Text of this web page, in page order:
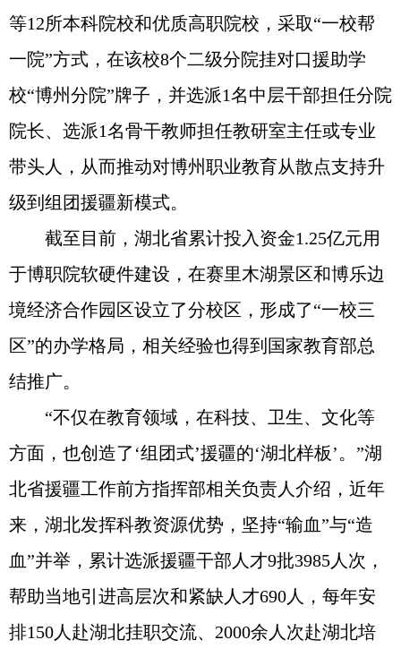
等12所本科院校和优质高职院校，采取“一校帮
一院”方式，在该校8个二级分院挂对口援助学
校“博州分院”牌子，并选派1名中层干部担任分院
院长、选派1名骨干教师担任教研室主任或专业
带头人，从而推动对博州职业教育从散点支持升
级到组团援疆新模式。
截至目前，湖北省累计投入资金1.25亿元用
于博职院软硬件建设，在赛里木湖景区和博乐边
境经济合作园区设立了分校区，形成了“一校三
区”的办学格局，相关经验也得到国家教育部总
结推广。
“不仅在教育领域，在科技、卫生、文化等
方面，也创造了‘组团式’援疆的‘湖北样板’。”湖
北省援疆工作前方指挥部相关负责人介绍，近年
来，湖北发挥科教资源优势，坚持“输血”与“造
血”并举，累计选派援疆干部人才9批3985人次，
帮助当地引进高层次和紧缺人才690人，每年安
排150人赴湖北挂职交流、2000余人次赴湖北培